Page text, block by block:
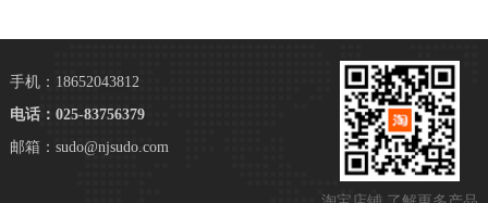
手机：18652043812
电话：025-83756379
邮箱：sudo@njsudo.com